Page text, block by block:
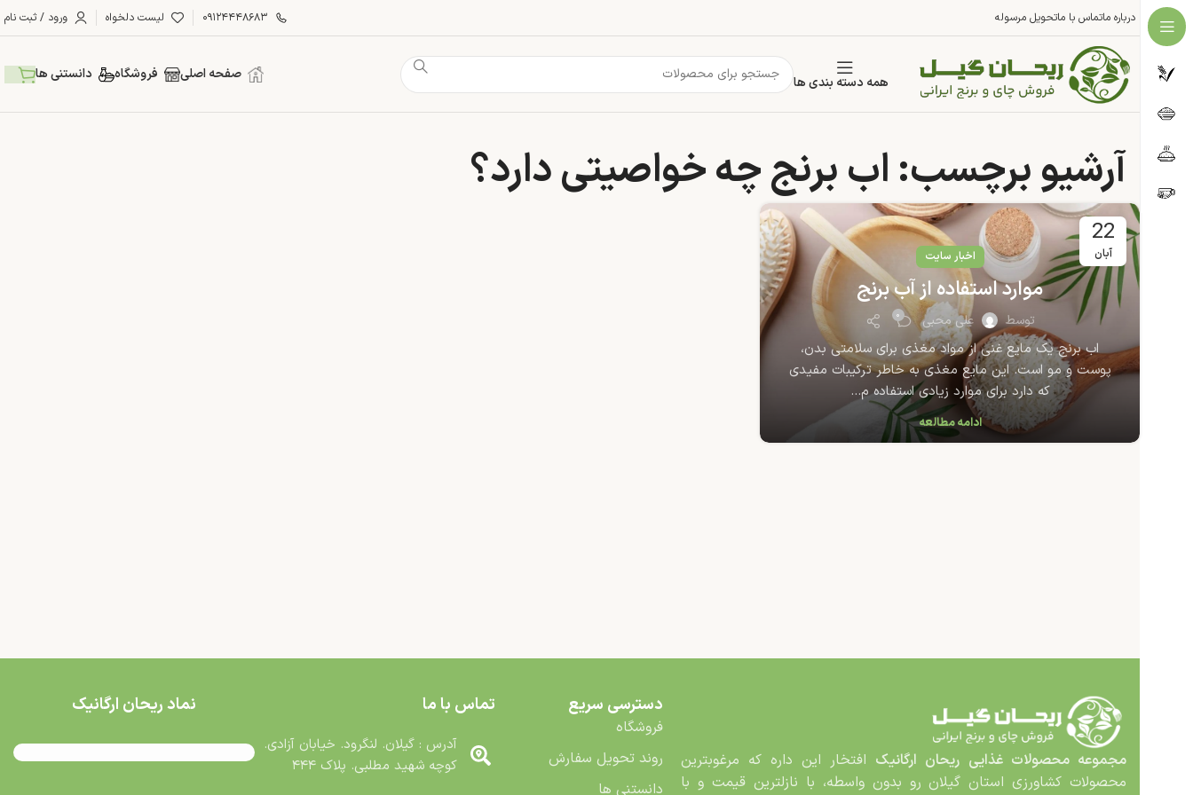
درباره ماتماس با ماتحویل مرسوله ۰۹۱۲۴۴۴۸۶۸۳ لیست دلخواه ورود / ثبت نام
همه دسته بندی ها صفحه اصلی فروشگاه دانستنی ها
آرشیو برچسب: اب برنج چه خواصیتی دارد؟
22
آبان اخبار سایت
موارد استفاده از آب برنج
توسط علی محبی ۰
اب برنج یک مایع غنی از مواد مغذی برای سلامتی بدن،
پوست و مو است. این مایع مغذی به خاطر ترکیبات مفیدی
که دارد برای موارد زیادی استفاده م...
ادامه مطالعه
مجموعه محصولات غذایی ریحان ارگانیک افتخار این داره که مرغوب­ترین
محصولات کشاورزی استان گیلان رو بدون واسطه، با نازلترین قیمت و با
دسترسی سریع
فروشگاه
روند تحویل سفارش
دانستنی ها
تماس با ما
آدرس : گیلان. لنگرود. خیابان آزادی.
کوچه شهید مطلبی. پلاک ۴۴۴
نماد ریحان ارگانیک